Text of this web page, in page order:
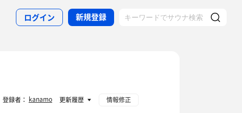
ログイン 新規登録
登録者： kanamo 更新履歴 情報修正